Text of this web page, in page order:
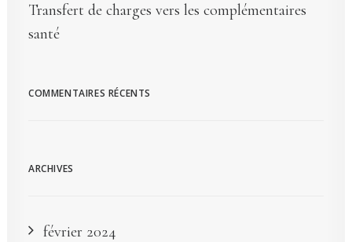
Transfert de charges vers les complémentaires
santé
COMMENTAIRES RÉCENTS
ARCHIVES
février 2024